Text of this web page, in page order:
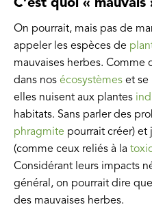
C’est quoi « mauvais
On pourrait, mais pas de
appeler les espèces de
mauvaises herbes. Comme
dans nos écosystèmes et se
elles nuisent aux plantes
habitats. Sans parler des
phragmite pourrait créer) et
(comme ceux reliés à la
Considérant leurs impacts
général, on pourrait dire
des mauvaises herbes.